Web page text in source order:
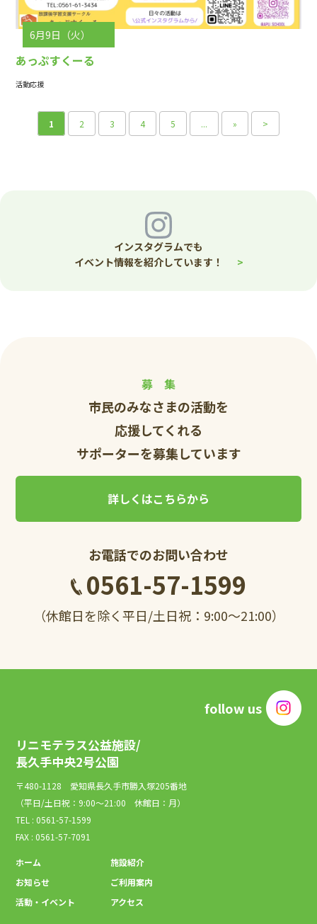
6月9日（火）
あっぷすくーる
活動応援
1 2 3 4 5 ... » >
インスタグラムでも
イベント情報を紹介しています！
>
募 集
市民のみなさまの活動を
応援してくれる
サポーターを募集しています
詳しくはこちらから
お電話でのお問い合わせ
0561-57-1599
（休館日を除く平日/土日祝：9:00～21:00）
follow us
リニモテラス公益施設/
長久手中央2号公園
〒480-1128 愛知県長久手市勝入塚205番地
（平日/土日祝：9:00～21:00 休館日：月）
TEL : 0561-57-1599
FAX : 0561-57-7091
ホーム
お知らせ
活動・イベント
施設紹介
ご利用案内
アクセス